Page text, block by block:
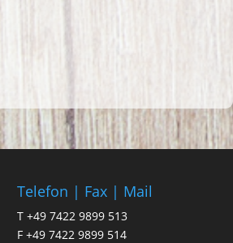
Telefon | Fax | Mail
T +49 7422 9899 513
F +49 7422 9899 514